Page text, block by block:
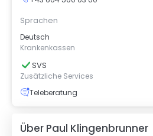
Sprachen
Deutsch
Krankenkassen
SVS
Zusätzliche Services
Teleberatung
Über Paul Klingenbrunner